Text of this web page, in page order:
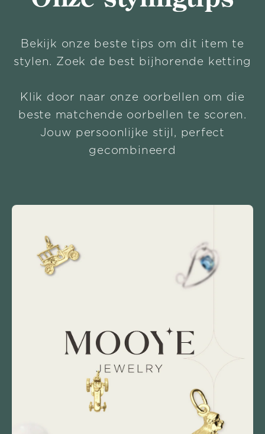
Bekijk onze beste tips om dit item te
stylen. Zoek de best bijhorende ketting
Klik door naar onze oorbellen om die
beste matchende oorbellen te scoren.
Jouw persoonlijke stijl, perfect
gecombineerd